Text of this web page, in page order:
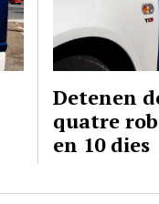
Detenen
quatre
en 10 dies